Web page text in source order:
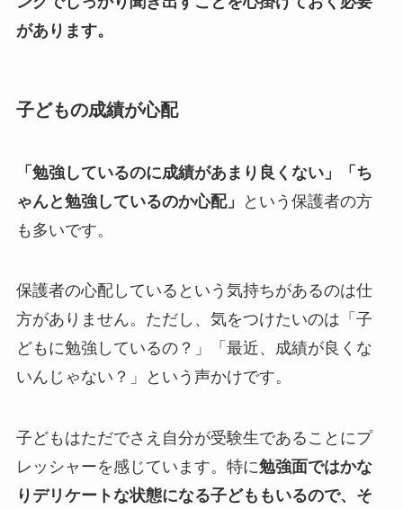
があります。
子どもの成績が心配
「勉強しているのに成績があまり良くない」「ち
ゃんと勉強しているのか心配」
という保護者の方
も多いです。
保護者の心配しているという気持ちがあるのは仕
方がありません。ただし、気をつけたいのは「子
どもに勉強しているの？」「最近、成績が良くな
いんじゃない？」という声かけです。
子どもはただでさえ自分が受験生であることにプ
レッシャーを感じています。特に勉強面ではかな
りデリケートな状態になる子どももいるので、そ